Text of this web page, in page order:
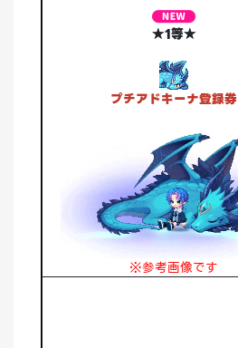
★1等★
プチアドキーナ登録券
※参考画像です